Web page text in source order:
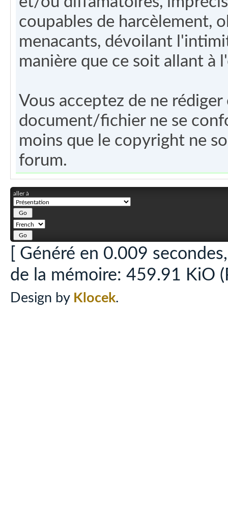
coupables de harcèlement,
menacants, dévoilant
manière que ce soit allant à
Vous acceptez de ne
document/fichier ne se
moins que le copyright ne
forum.
aller à
[ Généré en 0.009
de la mémoire: 459.91 KiO
Design by Klocek.